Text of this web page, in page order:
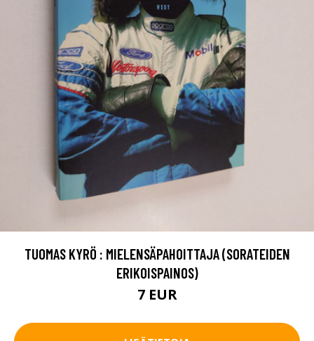
TUOMAS KYRÖ : MIELENSÄPAHOITTAJA (SORATEIDEN
ERIKOISPAINOS)
7 EUR